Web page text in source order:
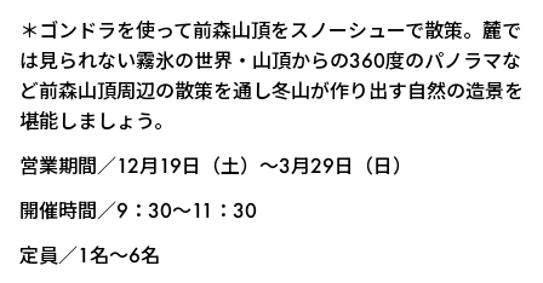
＊ゴンドラを使って前森山頂をスノーシューで散策。麓で
は見られない霧氷の世界・山頂からの360度のパノラマな
ど前森山頂周辺の散策を通し冬山が作り出す自然の造景を
堪能しましょう。
営業期間／12月19日（土）～3月29日（日）
開催時間／9：30～11：30
定員／1名～6名